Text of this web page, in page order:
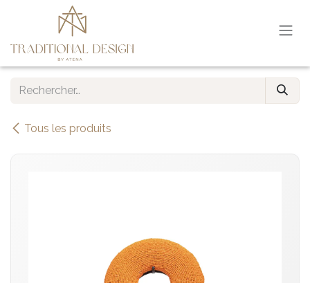
Se rendre au contenu
Tous les produits